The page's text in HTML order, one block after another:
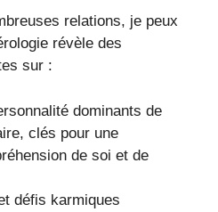
relations, je peux
révèle des
sur :
dominants de
clés pour une
de soi et de
défis karmiques